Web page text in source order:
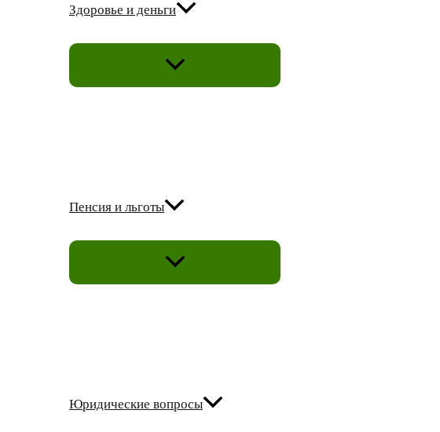
Здоровье и деньги
ПЕРЕКЛЮЧАТЕЛЬ
Пенсия и льготы
ПЕРЕКЛЮЧАТЕЛЬ
Юридические вопросы